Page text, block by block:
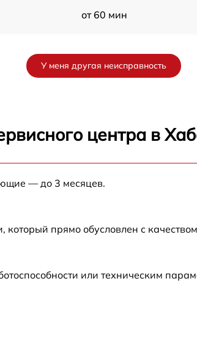
от 60 мин
от 60 мин
У меня другая неисправность
центра в
— до 3 месяцев.
который прямо обусловлен с
или техническим